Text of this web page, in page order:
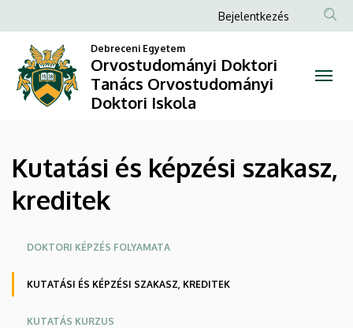
képzési
szakasz,
Orvostudományi
Doktori
Tanács
Orvostudományi
a
tartalomra
Anonim
fiók
menüje
Bejelentkezés
Debreceni Egyetem
Orvostudományi Doktori
Tanács Orvostudományi
Doktori Iskola
Kutatási és képzési szakasz,
kreditek
Oldalmenü
DOKTORI KÉPZÉS FOLYAMATA
KUTATÁSI ÉS KÉPZÉSI SZAKASZ, KREDITEK
KUTATÁS KURZUS